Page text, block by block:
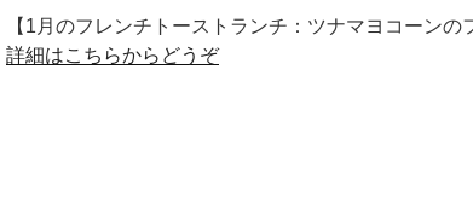
【1月のフレンチトーストランチ：ツナマヨコーンの
詳細はこちらからどうぞ